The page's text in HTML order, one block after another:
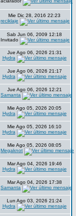
Mie Dic 28, 2016 22:23
reciklaje
Sab Jun 06, 2009 12:18
Invitado
Jue Ago 06, 2026 21:31
Hydra
Jue Ago 06, 2026 21:17
Hydra
Jue Ago 06, 2026 12:21
Samanta
Mie Ago 05, 2026 20:05
Hydra
Mie Ago 05, 2026 16:10
Hydra
Mie Ago 05, 2026 08:05
Megaknot
Mar Ago 04, 2026 19:46
Hydra
Mar Ago 04, 2026 17:38
Samanta
Lun Ago 03, 2026 21:24
Hydra